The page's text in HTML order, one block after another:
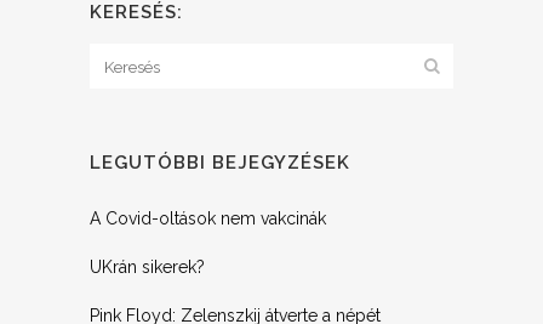
KERESÉS:
LEGUTÓBBI BEJEGYZÉSEK
A Covid-oltások nem vakcinák
UKrán sikerek?
Pink Floyd: Zelenszkij átverte a népét